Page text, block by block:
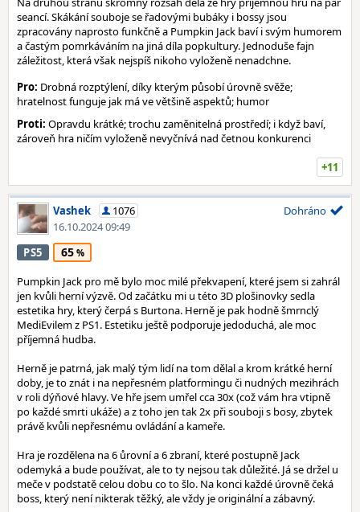
seancí. Skákání souboje se řadovými bubáky i bossy jsou
zpracovány naprosto funkčně a Pumpkin Jack baví i svým humorem
a častým pomrkáváním na jiná díla popkultury. Jednoduše fajn
záležitost, která však nejspíš nikoho vyloženě nenadchne.
Pro: Drobná rozptýlení, díky kterým působí úrovně svěže;
hratelnost funguje jak má ve většině aspektů; humor
Proti: Opravdu krátké; trochu zaměnitelná prostředí; i když baví,
zároveň hra ničím vyloženě nevyčnívá nad četnou konkurenci
+11
Vashek
1076
16.10.2024 09:49
Dohráno
PS5 65
Pumpkin Jack pro mě bylo moc milé překvapení, které jsem si zahrál
jen kvůli herní výzvě. Od začátku mi u této 3D plošinovky sedla
estetika hry, který čerpá s Burtona. Herně je pak hodně šmrnclý
MediEvilem z PS1. Estetiku ještě podporuje jedoduchá, ale moc
příjemná hudba.
Herně je patrná, jak malý tým lidí na tom dělal a krom krátké herní
doby, je to znát i na nepřesném platformingu či nudných mezihrách
v roli dýňové hlavy. Ve hře jsem umřel cca 30x (což vám hra vtipně
po každé smrti ukáže) a z toho jen tak 2x při souboji s bosy, zbytek
právě kvůli nepřesnému ovládání a kameře.
Hra je rozdělena na 6 ůrovní a 6 zbraní, které postupně Jack
odemyká a bude používat, ale to ty nejsou tak důležité. Já se držel u
meče v podstatě celou dobu co to šlo. Na konci každé úrovně čeká
boss, který není nikterak těžký, ale vždy je originální a zábavný.